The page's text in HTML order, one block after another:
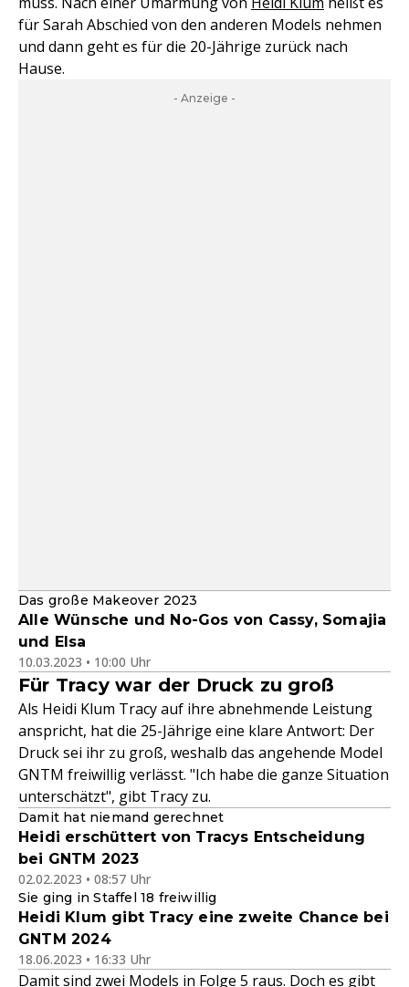
für Sarah Abschied von den anderen Models nehmen
und dann geht es für die 20-Jährige zurück nach
Hause.
- Anzeige -
Das große Makeover 2023
Alle Wünsche und No-Gos von Cassy, Somajia
und Elsa
10.03.2023 • 10:00 Uhr
Für Tracy war der Druck zu groß
Als Heidi Klum Tracy auf ihre abnehmende Leistung
anspricht, hat die 25-Jährige eine klare Antwort: Der
Druck sei ihr zu groß, weshalb das angehende Model
GNTM freiwillig verlässt. "Ich habe die ganze Situation
unterschätzt", gibt Tracy zu.
Damit hat niemand gerechnet
Heidi erschüttert von Tracys Entscheidung
bei GNTM 2023
02.02.2023 • 08:57 Uhr
Sie ging in Staffel 18 freiwillig
Heidi Klum gibt Tracy eine zweite Chance bei
GNTM 2024
18.06.2023 • 16:33 Uhr
Damit sind zwei Models in Folge 5 raus. Doch es gibt